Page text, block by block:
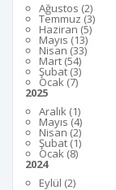
Ağustos (2)
Temmuz (3)
Haziran (5)
Mayıs (13)
Nisan (33)
Mart (54)
Şubat (3)
Ocak (7)
2025
Aralık (1)
Mayıs (4)
Nisan (2)
Şubat (1)
Ocak (8)
2024
Eylül (2)